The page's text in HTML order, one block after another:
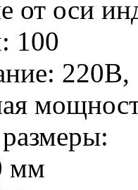
от оси
100
мм